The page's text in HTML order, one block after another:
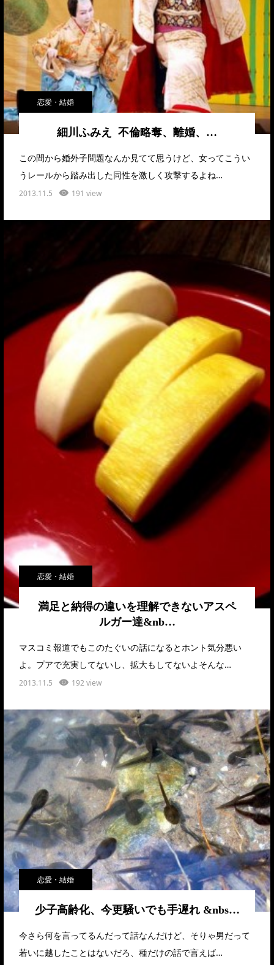
恋愛・結婚
細川ふみえ 不倫略奪、離婚、…
この間から婚外子問題なんか見てて思うけど、女ってこうい
うレールから踏み出した同性を激しく攻撃するよね…
2013.11.5 191 view
恋愛・結婚
満足と納得の違いを理解できないアスペ
ルガー達&nb…
マスコミ報道でもこのたぐいの話になるとホント気分悪い
よ。プアで充実してないし、拡大もしてないよそんな…
2013.11.5 192 view
恋愛・結婚
少子高齢化、今更騒いでも手遅れ &nbs…
今さら何を言ってるんだって話なんだけど、そりゃ男だって
若いに越したことはないだろ、種だけの話で言えば…